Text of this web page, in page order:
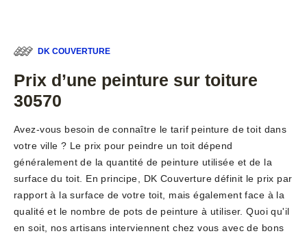
DK COUVERTURE
Prix d’une peinture sur toiture
30570
Avez-vous besoin de connaître le tarif peinture de toit dans
votre ville ? Le prix pour peindre un toit dépend
généralement de la quantité de peinture utilisée et de la
surface du toit. En principe, DK Couverture définit le prix par
rapport à la surface de votre toit, mais également face à la
qualité et le nombre de pots de peinture à utiliser. Quoi qu'il
en soit, nos artisans interviennent chez vous avec de bons